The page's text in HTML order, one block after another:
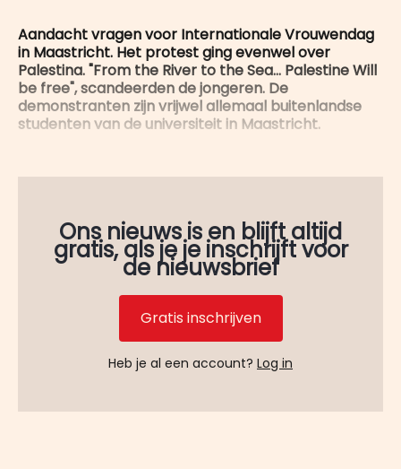
Aandacht vragen voor Internationale Vrouwendag
in Maastricht. Het protest ging evenwel over
Palestina. "From the River to the Sea... Palestine Will
be free", scandeerden de jongeren. De
demonstranten zijn vrijwel allemaal buitenlandse
studenten van de universiteit in Maastricht.
Ons nieuws is en blijft altijd
gratis, als je je inschrijft voor
de nieuwsbrief
Gratis inschrijven
Heb je al een account? Log in